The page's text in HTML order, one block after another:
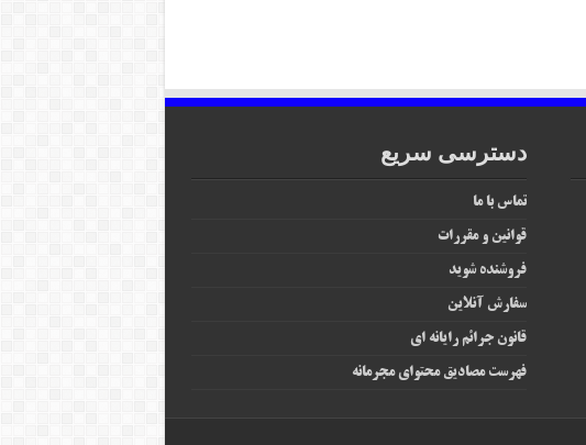
دسترسی سریع
تماس با ما
قوانین و مقررات
فروشنده شوید
سفارش آنلاین
قانون جرائم رایانه‌ ای
فهرست مصادیق محتوای مجرمانه